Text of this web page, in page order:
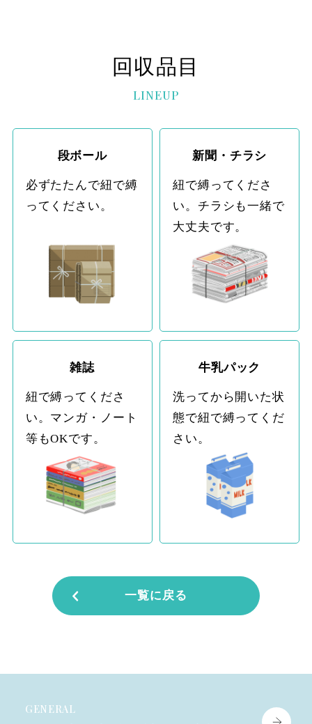
回収品目
LINEUP
段ボール
必ずたたんで紐で縛
ってください。
新聞・チラシ
紐で縛ってくださ
い。チラシも一緒で
大丈夫です。
雑誌
紐で縛ってくださ
い。マンガ・ノート
等もOKです。
牛乳パック
洗ってから開いた状
態で紐で縛ってくだ
さい。
一覧に戻る
GENERAL